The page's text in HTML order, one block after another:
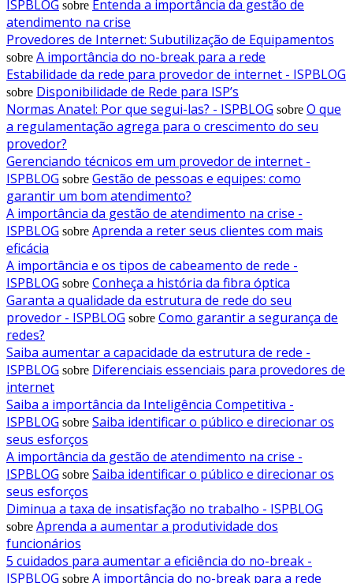
ISPBLOG sobre Entenda a importância da gestão de
atendimento na crise
Provedores de Internet: Subutilização de Equipamentos
sobre A importância do no-break para a rede
Estabilidade da rede para provedor de internet - ISPBLOG
sobre Disponibilidade de Rede para ISP’s
Normas Anatel: Por que segui-las? - ISPBLOG sobre O que
a regulamentação agrega para o crescimento do seu
provedor?
Gerenciando técnicos em um provedor de internet -
ISPBLOG sobre Gestão de pessoas e equipes: como
garantir um bom atendimento?
A importância da gestão de atendimento na crise -
ISPBLOG sobre Aprenda a reter seus clientes com mais
eficácia
A importância e os tipos de cabeamento de rede -
ISPBLOG sobre Conheça a história da fibra óptica
Garanta a qualidade da estrutura de rede do seu
provedor - ISPBLOG sobre Como garantir a segurança de
redes?
Saiba aumentar a capacidade da estrutura de rede -
ISPBLOG sobre Diferenciais essenciais para provedores de
internet
Saiba a importância da Inteligência Competitiva -
ISPBLOG sobre Saiba identificar o público e direcionar os
seus esforços
A importância da gestão de atendimento na crise -
ISPBLOG sobre Saiba identificar o público e direcionar os
seus esforços
Diminua a taxa de insatisfação no trabalho - ISPBLOG
sobre Aprenda a aumentar a produtividade dos
funcionários
5 cuidados para aumentar a eficiência do no-break -
ISPBLOG sobre A importância do no-break para a rede